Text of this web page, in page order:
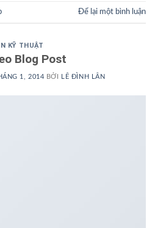
Để lại một bình luận
KỸ THUẬT
Blog Post
1, 2014 BỞI LÊ ĐÌNH LÂN